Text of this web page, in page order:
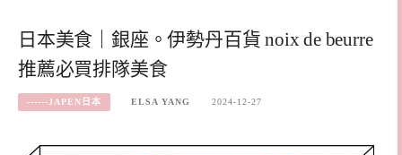
日本美食｜銀座。伊勢丹百貨 noix de beurre
推薦必買排隊美食
------JAPEN日本 ELSA YANG 2024-12-27